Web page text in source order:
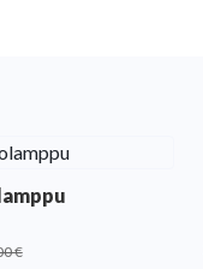
€